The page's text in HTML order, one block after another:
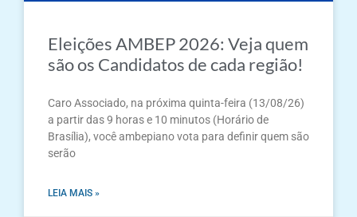
Eleições AMBEP 2026: Veja quem
são os Candidatos de cada região!
Caro Associado, na próxima quinta-feira (13/08/26)
a partir das 9 horas e 10 minutos (Horário de
Brasília), você ambepiano vota para definir quem são
serão
LEIA MAIS »